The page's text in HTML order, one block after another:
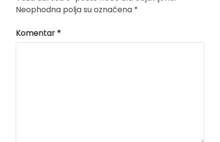
Neophodna polja su označena *
Komentar *